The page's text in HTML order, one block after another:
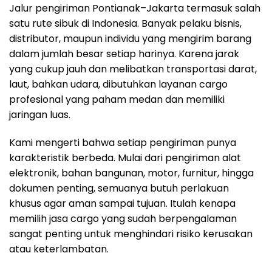
Jalur pengiriman Pontianak–Jakarta termasuk salah
satu rute sibuk di Indonesia. Banyak pelaku bisnis,
distributor, maupun individu yang mengirim barang
dalam jumlah besar setiap harinya. Karena jarak
yang cukup jauh dan melibatkan transportasi darat,
laut, bahkan udara, dibutuhkan layanan cargo
profesional yang paham medan dan memiliki
jaringan luas.
Kami mengerti bahwa setiap pengiriman punya
karakteristik berbeda. Mulai dari pengiriman alat
elektronik, bahan bangunan, motor, furnitur, hingga
dokumen penting, semuanya butuh perlakuan
khusus agar aman sampai tujuan. Itulah kenapa
memilih jasa cargo yang sudah berpengalaman
sangat penting untuk menghindari risiko kerusakan
atau keterlambatan.